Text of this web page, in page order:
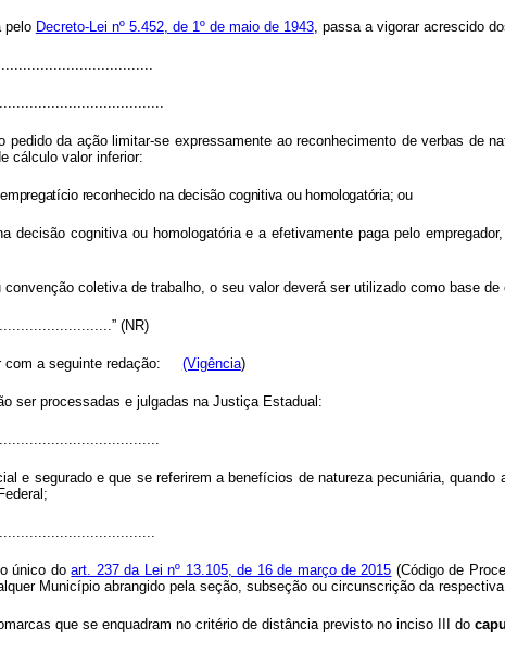
pelo Decreto-Lei nº 5.452, de 1º de maio de 1943, passa a vigorar acrescido
da ação limitar-se expressamente ao reconhecimento de verbas de
cálculo valor inferior:
reconhecido na decisão cognitiva ou homologatória; ou
decisão cognitiva ou homologatória e a efetivamente paga pelo
coletiva de trabalho, o seu valor deverá ser utilizado como base
(NR)
com a seguinte redação: (Vigência)
ser processadas e julgadas na Justiça Estadual:
e segurado e que se referirem a benefícios de natureza pecuniária,
único doart. 237 da Lei nº 13.105, de 16 de março de 2015 (Código de
Município abrangido pela seção, subseção ou circunscrição da
que se enquadram no critério de distância previsto no inciso III do